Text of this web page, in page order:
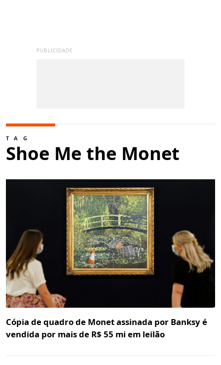
PUBLICIDADE
TAG
Shoe Me the Monet
Cópia de quadro de Monet assinada por Banksy é
vendida por mais de R$ 55 mi em leilão